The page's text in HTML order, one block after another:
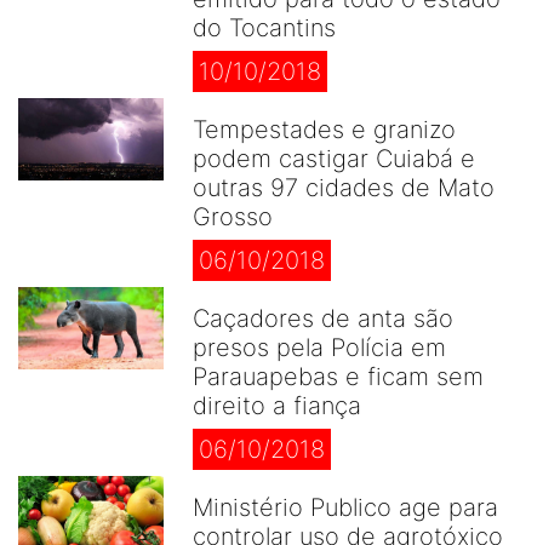
do Tocantins
10/10/2018
Tempestades e granizo
podem castigar Cuiabá e
outras 97 cidades de Mato
Grosso
06/10/2018
Caçadores de anta são
presos pela Polícia em
Parauapebas e ficam sem
direito a fiança
06/10/2018
Ministério Publico age para
controlar uso de agrotóxico